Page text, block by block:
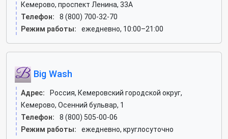
Кемерово, проспект Ленина, 33А
Телефон:
8 (800) 700-32-70
Режим работы:
ежедневно, 10:00–21:00
Big Wash
Адрес:
Россия, Кемеровский городской округ,
Кемерово, Осенний бульвар, 1
Телефон:
8 (800) 505-00-06
Режим работы:
ежедневно, круглосуточно